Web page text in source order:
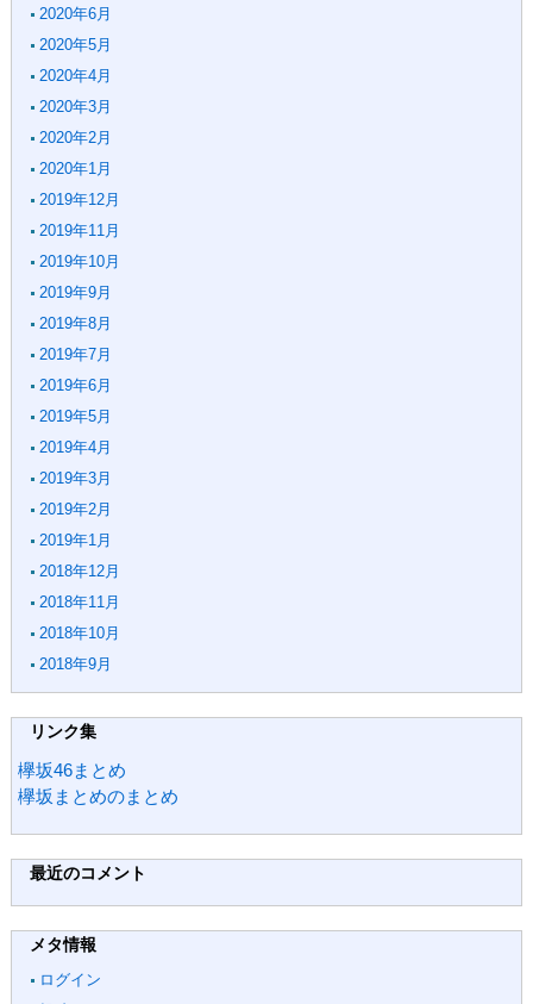
2020年6月
2020年5月
2020年4月
2020年3月
2020年2月
2020年1月
2019年12月
2019年11月
2019年10月
2019年9月
2019年8月
2019年7月
2019年6月
2019年5月
2019年4月
2019年3月
2019年2月
2019年1月
2018年12月
2018年11月
2018年10月
2018年9月
リンク集
欅坂46まとめ
欅坂まとめのまとめ
最近のコメント
メタ情報
ログイン